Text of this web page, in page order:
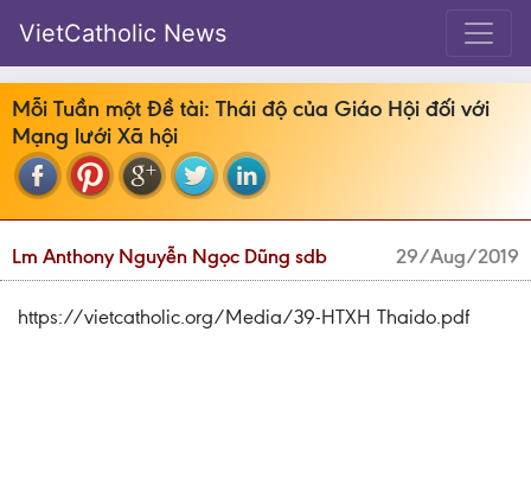
VietCatholic News
Mỗi Tuần một Đề tài: Thái độ của Giáo Hội đối với
Mạng lưới Xã hội
Lm Anthony Nguyễn Ngọc Dũng sdb 29/Aug/2019
https://vietcatholic.org/Media/39-HTXH Thaido.pdf